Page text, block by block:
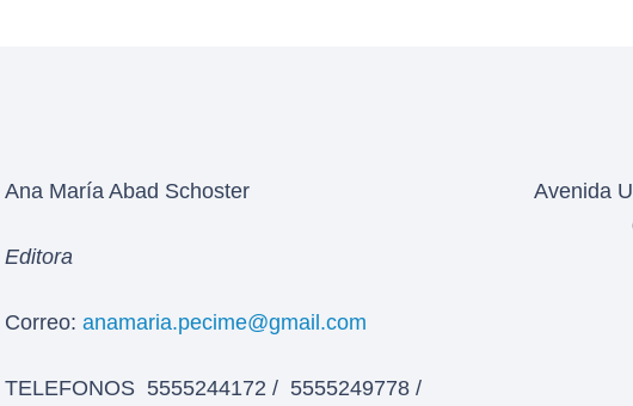
Ana María Abad Schoster
Editora
Correo: anamaria.pecime@gmail.com
TELEFONOS 5555244172 / 5555249778 /
Avenida